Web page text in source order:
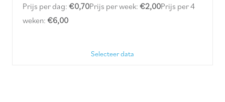
Prijs per dag: €0,70Prijs per week: €2,00Prijs per 4
weken: €6,00
Selecteer data